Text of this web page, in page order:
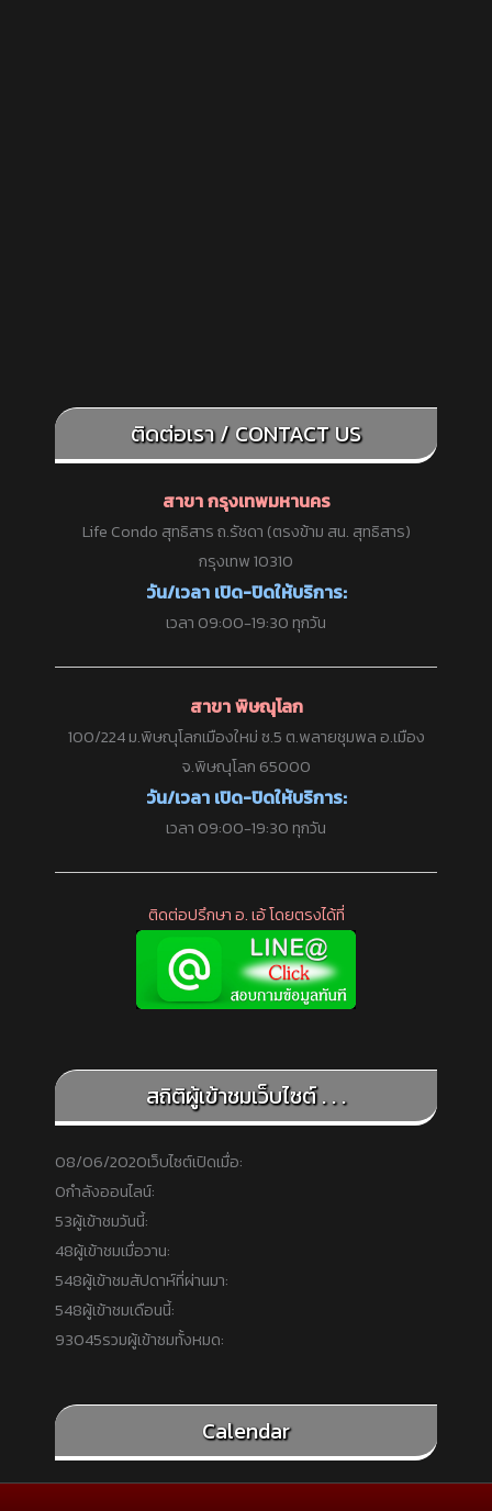
ติดต่อเรา / CONTACT US
สาขา กรุงเทพมหานคร
Life Condo สุทธิสาร ถ.รัชดา (ตรงข้าม สน. สุทธิสาร)
กรุงเทพ 10310
วัน/เวลา เปิด-ปิดให้บริการ:
เวลา 09:00-19:30 ทุกวัน
สาขา พิษณุโลก
100/224 ม.พิษณุโลกเมืองใหม่ ซ.5 ต.พลายชุมพล อ.เมือง
จ.พิษณุโลก 65000
วัน/เวลา เปิด-ปิดให้บริการ:
เวลา 09:00-19:30 ทุกวัน
ติดต่อปรึกษา อ. เอ้ โดยตรงได้ที่
สถิติผู้เข้าชมเว็บไซต์ . . .
08/06/2020เว็บไซต์เปิดเมื่อ:
0กำลังออนไลน์:
53ผู้เข้าชมวันนี้:
48ผู้เข้าชมเมื่อวาน:
548ผู้เข้าชมสัปดาห์ที่ผ่านมา:
548ผู้เข้าชมเดือนนี้:
93045รวมผู้เข้าชมทั้งหมด:
Calendar